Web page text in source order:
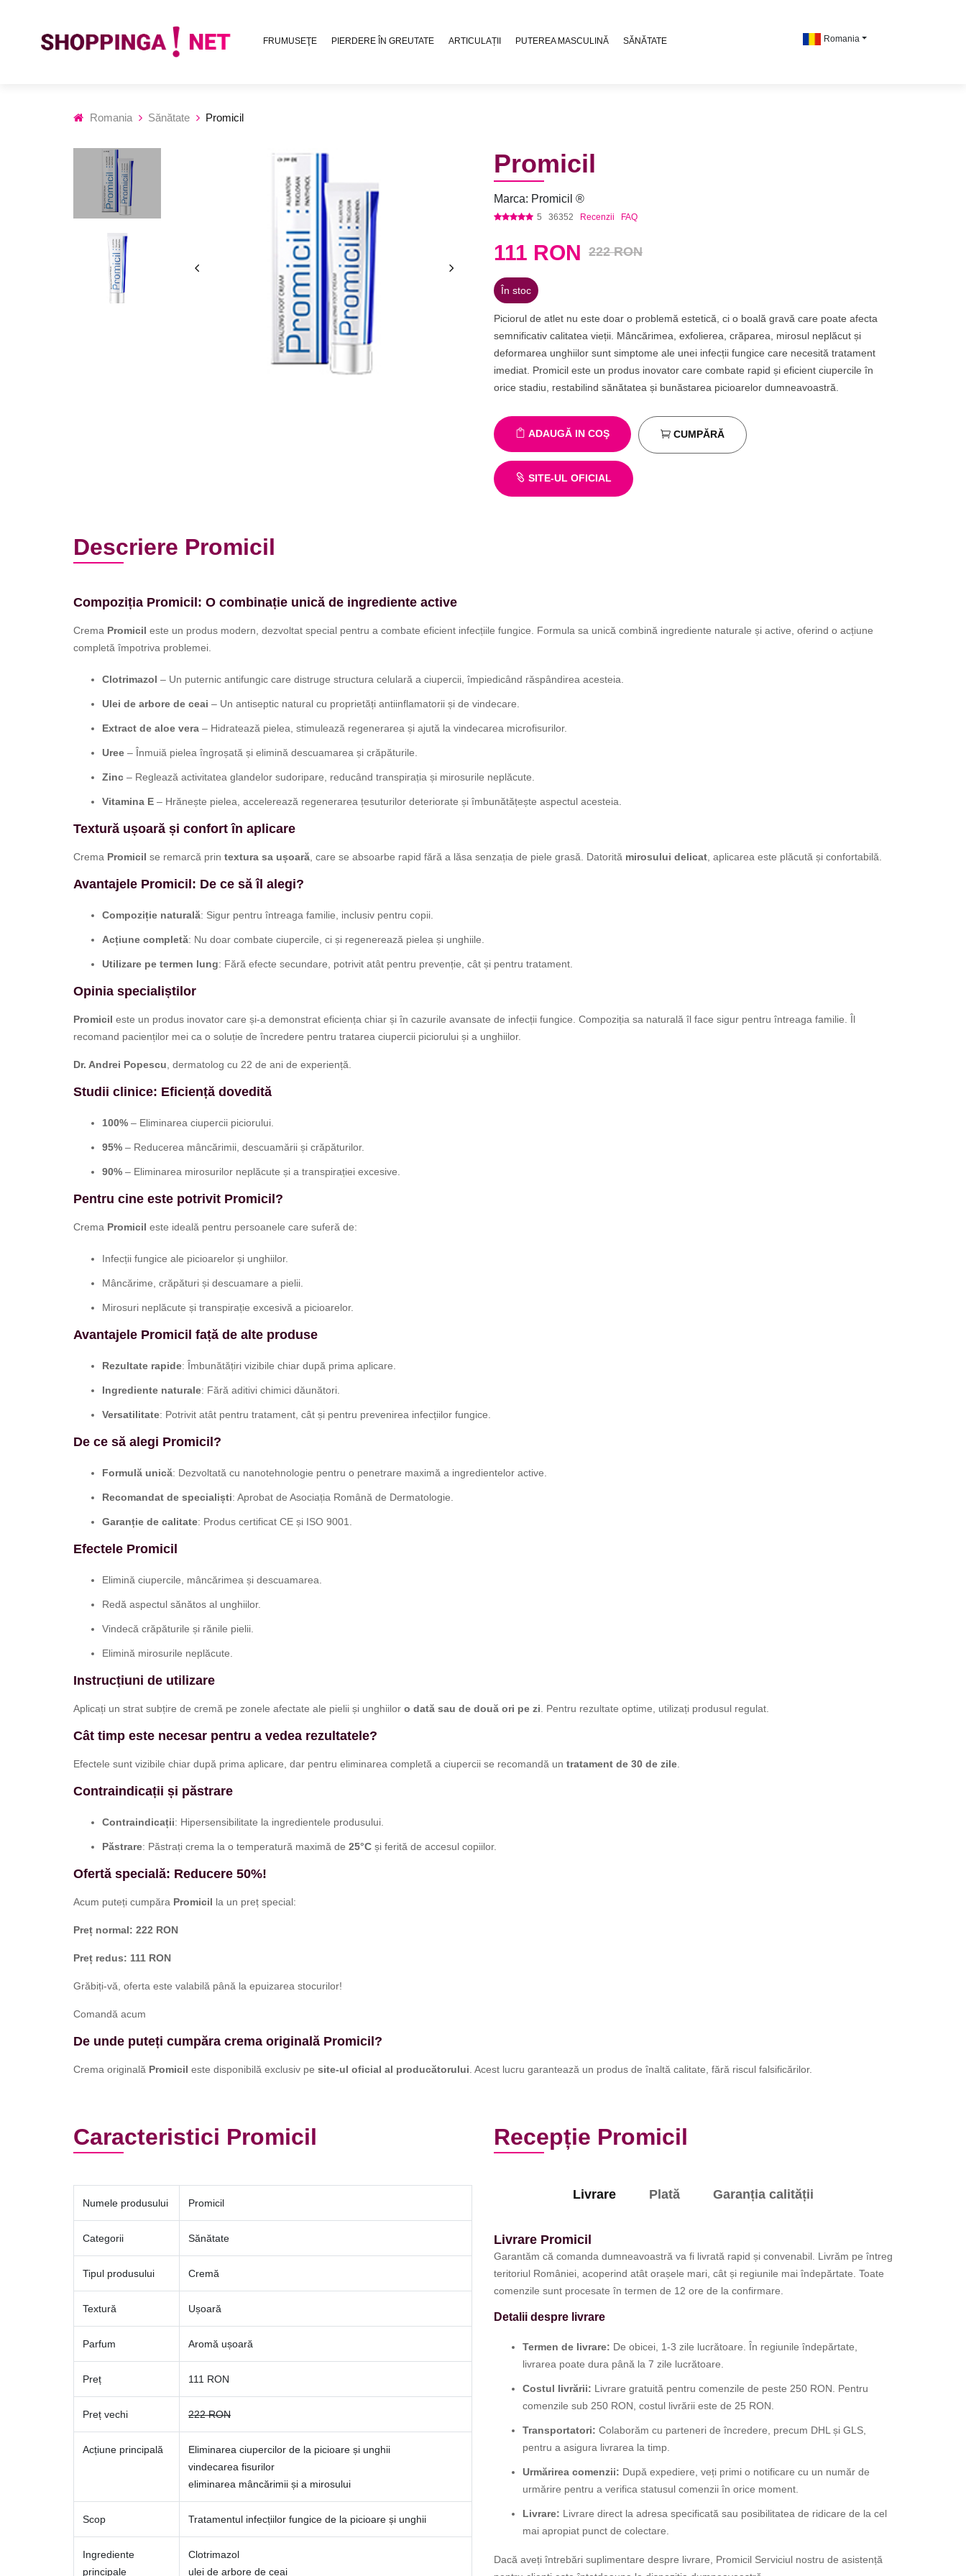
FRUMUSEŢE PIERDERE ÎN GREUTATE ARTICULAȚII PUTEREA MASCULINĂ SĂNĂTATE Romania
Romania Sănătate Promicil
Promicil
Marca: Promicil ®
5 36352 Recenzii FAQ
111 RON 222 RON
În stoc
Piciorul de atlet nu este doar o problemă estetică, ci o boală gravă care poate afecta
semnificativ calitatea vieții. Mâncărimea, exfolierea, crăparea, mirosul neplăcut și
deformarea unghiilor sunt simptome ale unei infecții fungice care necesită tratament
imediat. Promicil este un produs inovator care combate rapid și eficient ciupercile în
orice stadiu, restabilind sănătatea și bunăstarea picioarelor dumneavoastră.
ADAUGĂ IN COŞ CUMPĂRĂ
SITE-UL OFICIAL
Descriere Promicil
Compoziția Promicil: O combinație unică de ingrediente active
Crema Promicil este un produs modern, dezvoltat special pentru a combate eficient infecțiile fungice. Formula sa unică combină ingrediente naturale și active, oferind o acțiune
completă împotriva problemei.
Clotrimazol – Un puternic antifungic care distruge structura celulară a ciupercii, împiedicând răspândirea acesteia.
Ulei de arbore de ceai – Un antiseptic natural cu proprietăți antiinflamatorii și de vindecare.
Extract de aloe vera – Hidratează pielea, stimulează regenerarea și ajută la vindecarea microfisurilor.
Uree – Înmuiă pielea îngroșată și elimină descuamarea și crăpăturile.
Zinc – Reglează activitatea glandelor sudoripare, reducând transpirația și mirosurile neplăcute.
Vitamina E – Hrănește pielea, accelerează regenerarea țesuturilor deteriorate și îmbunătățește aspectul acesteia.
Textură ușoară și confort în aplicare
Crema Promicil se remarcă prin textura sa ușoară, care se absoarbe rapid fără a lăsa senzația de piele grasă. Datorită mirosului delicat, aplicarea este plăcută și confortabilă.
Avantajele Promicil: De ce să îl alegi?
Compoziție naturală: Sigur pentru întreaga familie, inclusiv pentru copii.
Acțiune completă: Nu doar combate ciupercile, ci și regenerează pielea și unghiile.
Utilizare pe termen lung: Fără efecte secundare, potrivit atât pentru prevenție, cât și pentru tratament.
Opinia specialiștilor
Promicil este un produs inovator care și-a demonstrat eficiența chiar și în cazurile avansate de infecții fungice. Compoziția sa naturală îl face sigur pentru întreaga familie. Îl
recomand pacienților mei ca o soluție de încredere pentru tratarea ciupercii piciorului și a unghiilor.
Dr. Andrei Popescu, dermatolog cu 22 de ani de experiență.
Studii clinice: Eficiență dovedită
100% – Eliminarea ciupercii piciorului.
95% – Reducerea mâncărimii, descuamării și crăpăturilor.
90% – Eliminarea mirosurilor neplăcute și a transpirației excesive.
Pentru cine este potrivit Promicil?
Crema Promicil este ideală pentru persoanele care suferă de:
Infecții fungice ale picioarelor și unghiilor.
Mâncărime, crăpături și descuamare a pielii.
Mirosuri neplăcute și transpirație excesivă a picioarelor.
Avantajele Promicil față de alte produse
Rezultate rapide: Îmbunătățiri vizibile chiar după prima aplicare.
Ingrediente naturale: Fără aditivi chimici dăunători.
Versatilitate: Potrivit atât pentru tratament, cât și pentru prevenirea infecțiilor fungice.
De ce să alegi Promicil?
Formulă unică: Dezvoltată cu nanotehnologie pentru o penetrare maximă a ingredientelor active.
Recomandat de specialiști: Aprobat de Asociația Română de Dermatologie.
Garanție de calitate: Produs certificat CE și ISO 9001.
Efectele Promicil
Elimină ciupercile, mâncărimea și descuamarea.
Redă aspectul sănătos al unghiilor.
Vindecă crăpăturile și rănile pielii.
Elimină mirosurile neplăcute.
Instrucțiuni de utilizare
Aplicați un strat subțire de cremă pe zonele afectate ale pielii și unghiilor o dată sau de două ori pe zi. Pentru rezultate optime, utilizați produsul regulat.
Cât timp este necesar pentru a vedea rezultatele?
Efectele sunt vizibile chiar după prima aplicare, dar pentru eliminarea completă a ciupercii se recomandă un tratament de 30 de zile.
Contraindicații și păstrare
Contraindicații: Hipersensibilitate la ingredientele produsului.
Păstrare: Păstrați crema la o temperatură maximă de 25°C și ferită de accesul copiilor.
Ofertă specială: Reducere 50%!
Acum puteți cumpăra Promicil la un preț special:
Preț normal: 222 RON
Preț redus: 111 RON
Grăbiți-vă, oferta este valabilă până la epuizarea stocurilor!
Comandă acum
De unde puteți cumpăra crema originală Promicil?
Crema originală Promicil este disponibilă exclusiv pe site-ul oficial al producătorului. Acest lucru garantează un produs de înaltă calitate, fără riscul falsificărilor.
Caracteristici Promicil
Numele produsului Promicil
Categorii Sănătate
Tipul produsului Cremă
Textură Ușoară
Parfum Aromă ușoară
Preț 111 RON
Preț vechi 222 RON
Acțiune principală
Eliminarea ciupercilor de la picioare și unghii
vindecarea fisurilor
eliminarea mâncărimii și a mirosului
Scop Tratamentul infecțiilor fungice de la picioare și unghii
Ingrediente
principale
Clotrimazol
ulei de arbore de ceai
Recepție Promicil
Livrare Plată Garanția calității
Livrare Promicil
Garantăm că comanda dumneavoastră va fi livrată rapid și convenabil. Livrăm pe întreg
teritoriul României, acoperind atât orașele mari, cât și regiunile mai îndepărtate. Toate
comenzile sunt procesate în termen de 12 ore de la confirmare.
Detalii despre livrare
Termen de livrare: De obicei, 1-3 zile lucrătoare. În regiunile îndepărtate,
livrarea poate dura până la 7 zile lucrătoare.
Costul livrării: Livrare gratuită pentru comenzile de peste 250 RON. Pentru
comenzile sub 250 RON, costul livrării este de 25 RON.
Transportatori: Colaborăm cu parteneri de încredere, precum DHL și GLS,
pentru a asigura livrarea la timp.
Urmărirea comenzii: După expediere, veți primi o notificare cu un număr de
urmărire pentru a verifica statusul comenzii în orice moment.
Livrare: Livrare direct la adresa specificată sau posibilitatea de ridicare de la cel
mai apropiat punct de colectare.
Dacă aveți întrebări suplimentare despre livrare, Promicil Serviciul nostru de asistență